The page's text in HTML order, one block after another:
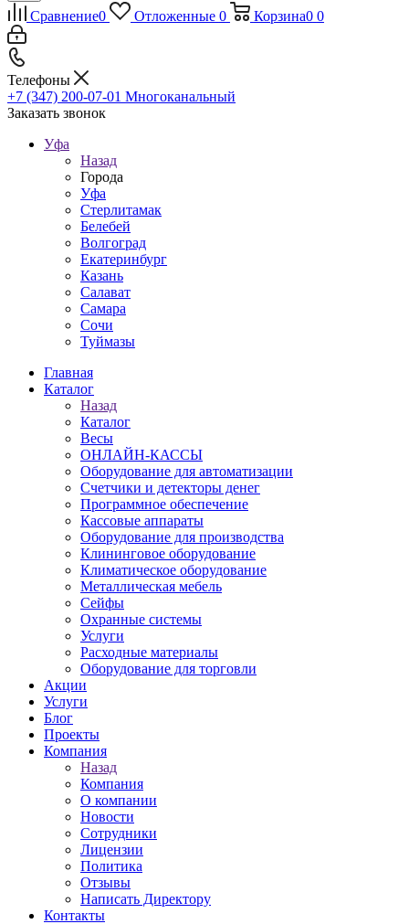
Сравнение0 Отложенные 0 Корзина0 0
Телефоны
+7 (347) 200-07-01 Многоканальный
Заказать звонок
Уфа
Назад
Города
Уфа
Стерлитамак
Белебей
Волгоград
Екатеринбург
Казань
Салават
Самара
Сочи
Туймазы
Главная
Каталог
Назад
Каталог
Весы
ОНЛАЙН-КАССЫ
Оборудование для автоматизации
Счетчики и детекторы денег
Программное обеспечение
Кассовые аппараты
Оборудование для производства
Клининговое оборудование
Климатическое оборудование
Металлическая мебель
Сейфы
Охранные системы
Услуги
Расходные материалы
Оборудование для торговли
Акции
Услуги
Блог
Проекты
Компания
Назад
Компания
О компании
Новости
Сотрудники
Лицензии
Политика
Отзывы
Написать Директору
Контакты